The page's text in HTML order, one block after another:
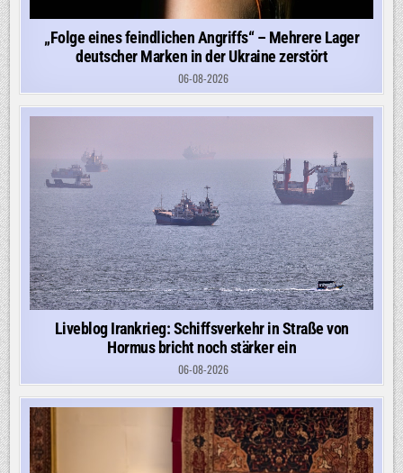
„Folge eines feindlichen Angriffs“ – Mehrere Lager
deutscher Marken in der Ukraine zerstört
06-08-2026
Liveblog Irankrieg: Schiffsverkehr in Straße von
Hormus bricht noch stärker ein
06-08-2026